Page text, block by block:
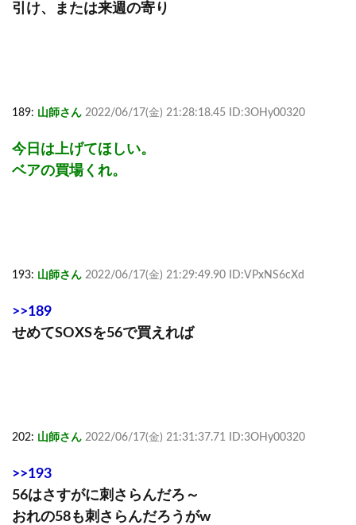
引け、または来週の寄り
189: 山師さん 2022/06/17(金) 21:28:18.45 ID:3OHy00320
今日は上げてほしい。
ベアの買場くれ。
193: 山師さん 2022/06/17(金) 21:29:49.90 ID:VPxNS6cXd
>>189
せめてSOXSを56で買えれば
202: 山師さん 2022/06/17(金) 21:31:37.71 ID:3OHy00320
>>193
56はさすがに刺さらんだろ～
おれの58も刺さらんだろうがw